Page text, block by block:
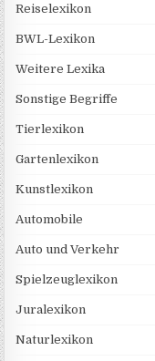
Reiselexikon
BWL-Lexikon
Weitere Lexika
Sonstige Begriffe
Tierlexikon
Gartenlexikon
Kunstlexikon
Automobile
Auto und Verkehr
Spielzeuglexikon
Juralexikon
Naturlexikon